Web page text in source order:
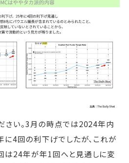
さい。3月の時点では2024年内
に4回の利下げでしたが、これが
は24年が年1回へと見通しに変